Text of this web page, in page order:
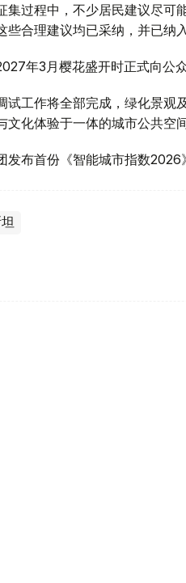
集过程中，不少居民建议尽可
合理建议均已采纳，并已纳
年3月樱花盛开时正式向公众
试工作将全部完成，绿化景观
化体验于一体的城市公共空间
布首份《智能城市指数2026